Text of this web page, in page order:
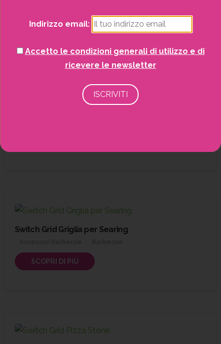
Switch Grid Griglia per Searing
SCOPRI DI PIÙ
Indirizzo email:
Accetto le condizioni generali di utilizzo e di
ricevere le newsletter